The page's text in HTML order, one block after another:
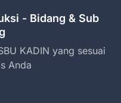
- Bidang & Sub
KADIN yang sesuai
Anda